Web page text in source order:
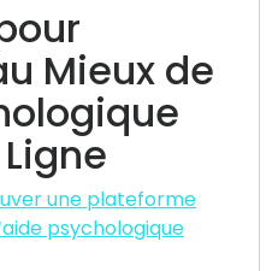
Mieux de
une plateforme
psychologique